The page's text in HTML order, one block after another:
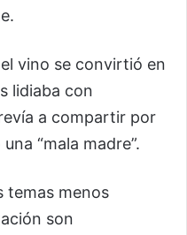
vino se convirtió en
lidiaba con
a compartir por
“mala madre”.
temas menos
son